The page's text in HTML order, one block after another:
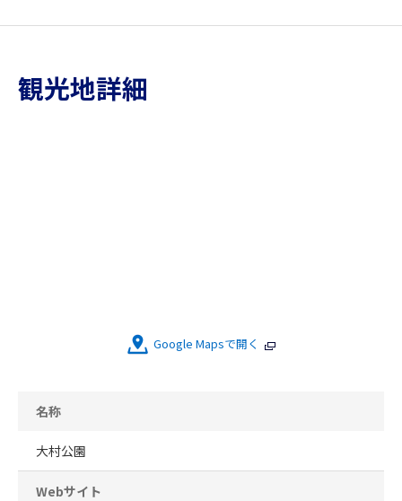
観光地詳細
Google Mapsで開く
名称
大村公園
Webサイト